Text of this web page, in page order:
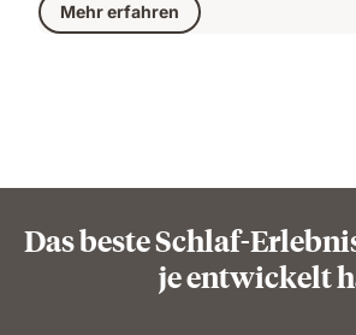
CHF 1'527.40
Preis
CHF 1'907.00
Mehr erfahren
Das beste Schlaf-
je entwickelt